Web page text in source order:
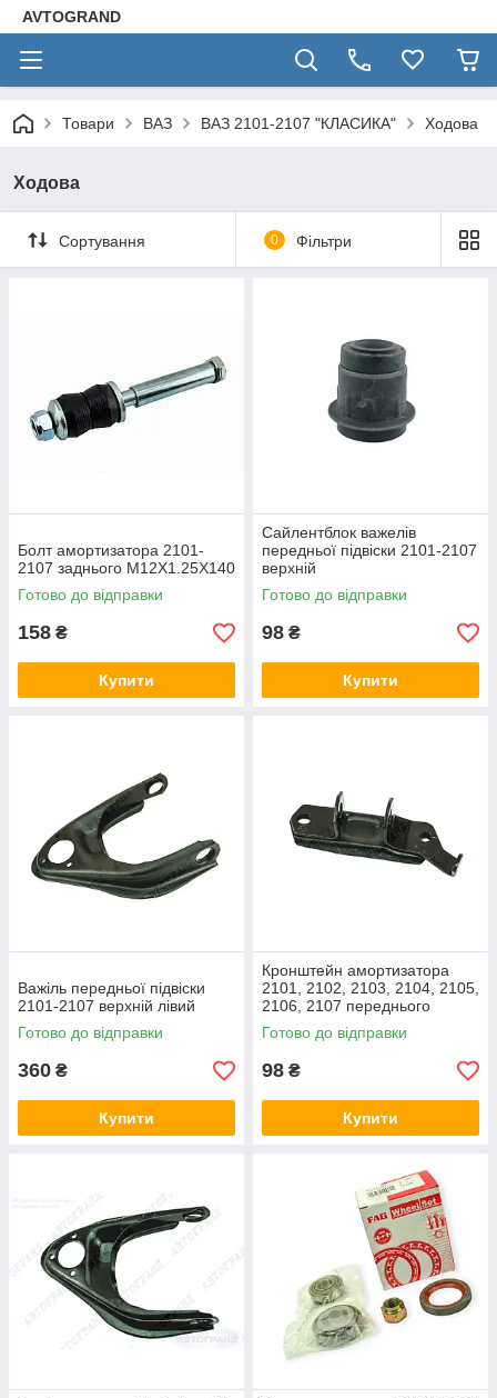
AVTOGRAND
Товари ВАЗ ВАЗ 2101-2107 "КЛАСИКА" Ходова
Ходова
Сортування 0 Фільтри
Болт амортизатора 2101-
2107 заднього М12Х1.25Х140
Готово до відправки
158 ₴
Купити
Сайлентблок важелів
передньої підвіски 2101-2107
верхній
Готово до відправки
98 ₴
Купити
Важіль передньої підвіски
2101-2107 верхній лівий
Готово до відправки
360 ₴
Купити
Кронштейн амортизатора
2101, 2102, 2103, 2104, 2105,
2106, 2107 переднього
Готово до відправки
98 ₴
Купити